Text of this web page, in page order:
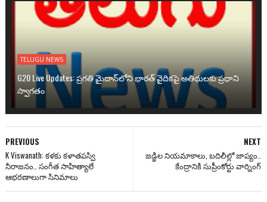
TELUGU NEWS
G20 Live Updates: ప్రగతి మైదాన్‌లోని భారత్ వైదికపై అతిథులకు ప్రధాని
స్వాగతం
NEXT
జడ్జిల నియమాకాలు, బదిలీల్లో జాప్యం..
కేంద్రానికి సుప్రీంకోర్టు వార్నింగ్
PREVIOUS
K Viswanath: కళకు కళాతపస్వి
నీరాజనం.. సంగీత సాహిత్యాలే
ఆభరణాలుగా సినిమాలు